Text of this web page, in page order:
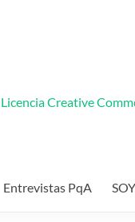
Licencia Creative
Entrevistas PqA